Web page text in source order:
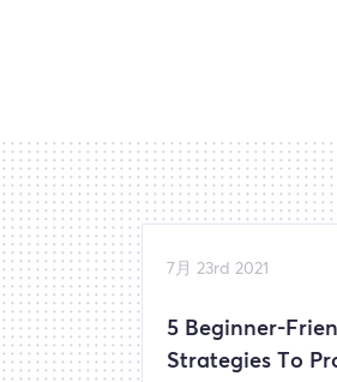
7月 23rd 2021
5 Beginner-
Strategies To